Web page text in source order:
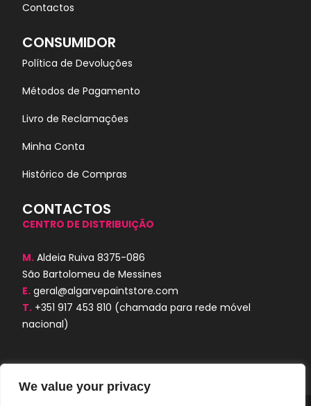
We value your privacy
Contactos
CONSUMIDOR
Política de Devoluções
Métodos de Pagamento
Livro de Reclamações
Minha Conta
Histórico de Compras
CONTACTOS
CENTRO DE DISTRIBUIÇÃO
M. Aldeia Ruiva 8375-086
São Bartolomeu de Messines
E. geral@algarvepaintstore.com
T. +351 917 453 810 (chamada para rede móvel
nacional)